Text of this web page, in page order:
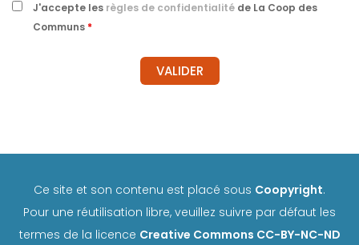
J'accepte les règles de confidentialité de La Coop des
Communs *
Ce site et son contenu est placé sous Coopyright.
Pour une réutilisation libre, veuillez suivre par défaut les
termes de la licence Creative Commons CC-BY-NC-ND